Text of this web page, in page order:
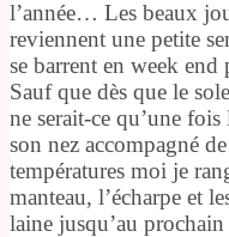
l’année… Les beaux
reviennent une petite
se barrent en week end
Sauf que dès que le
ne serait-ce qu’une
son nez accompagné
températures moi je
manteau, l’écharpe et
laine jusqu’au prochain